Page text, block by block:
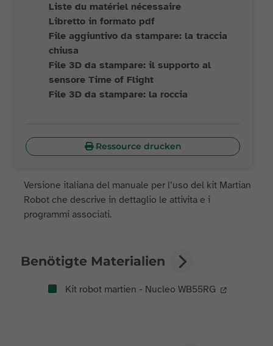
Liste du matériel nécessaire
Libretto in formato pdf
File aggiuntivo da stampare: la traccia
chiusa
File 3D da stampare: il supporto al
sensore Time of Flight
File 3D da stampare: la roccia
Ressource drucken
Versione italiana del manuale per l’uso del kit Martian
Robot che descrive in dettaglio le attivita e i
programmi associati.
Benötigte Materialien
Kit robot martien - Nucleo WB55RG